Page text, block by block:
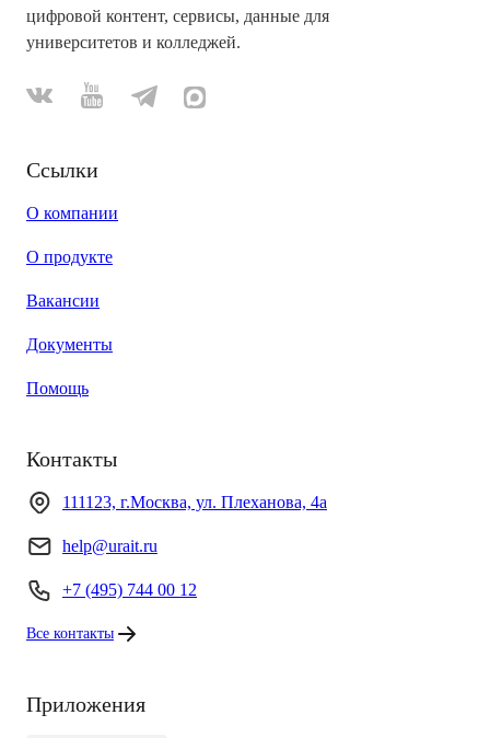
цифровой контент, сервисы, данные для
университетов и колледжей.
Ссылки
О компании
О продукте
Вакансии
Документы
Помощь
Контакты
111123, г.Москва, ул. Плеханова, 4а
help@urait.ru
+7 (495) 744 00 12
Все контакты
Приложения